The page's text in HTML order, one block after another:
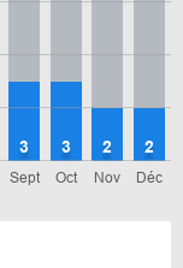
Sept
3
Oct
3
Nov
2
Déc
2